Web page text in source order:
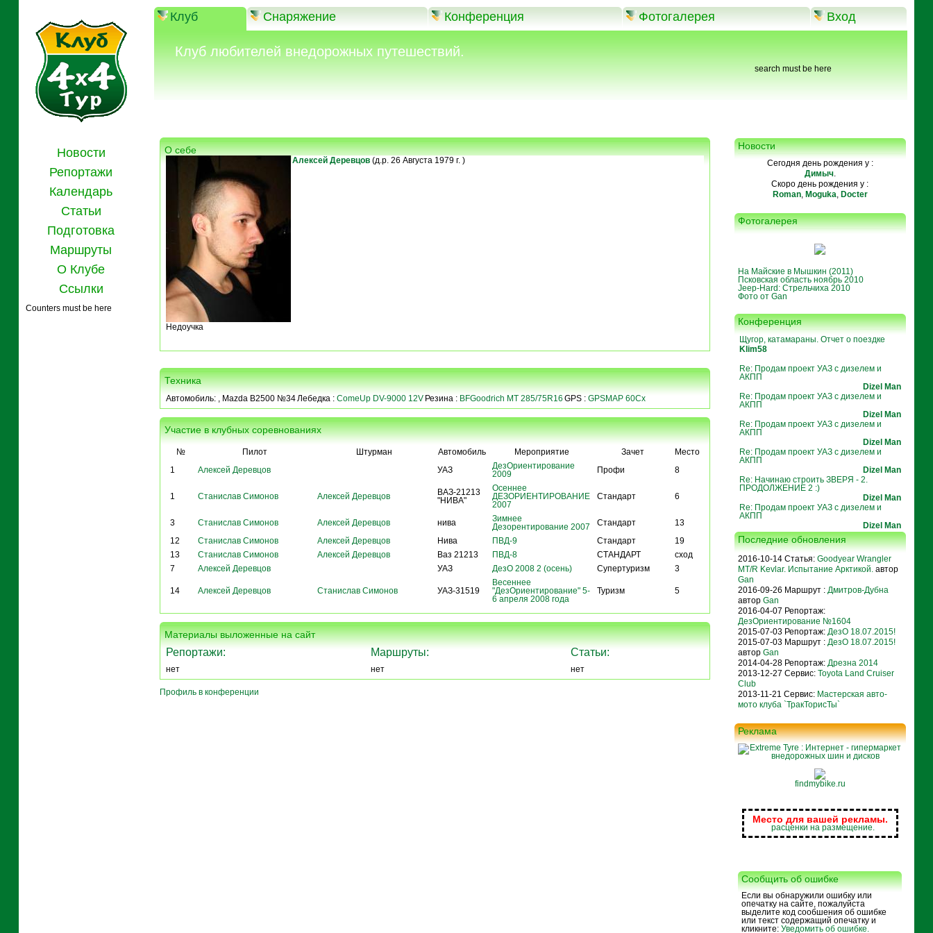
Клуб Снаряжение Конференция Фотогалерея Вход
Клуб любителей внедорожных путешествий.
search must be here
Новости
Репортажи
Календарь
Статьи
Подготовка
Маршруты
О Клубе
Ссылки
Counters must be here
О себе
Недоучка
Алексей Деревцов(д.р. 26 Августа 1979 г. )
Техника
Автомобиль: , Mazda B2500 №34Лебедка : ComeUp DV-9000 12V Резина : BFGoodrich MT 285/75R16 GPS : GPSMAP 60Cx
Участие в клубных соревнованиях
№ Пилот Штурман Автомобиль Мероприятие Зачет
Место
1
Алексей Деревцов УАЗ
ДезОриентирование
2009
Профи 8
1 Станислав Симонов Алексей Деревцов
ВАЗ-21213
"НИВА"
Осеннее
ДЕЗОРИЕНТИРОВАНИЕ
2007
Стандарт 6
3 Станислав Симонов Алексей Деревцов нива
Зимнее
Дезорентирование 2007
Стандарт
13
12
Станислав Симонов Алексей Деревцов Нива ПВД-9 Стандарт
19
13
Станислав Симонов Алексей Деревцов Ваз 21213 ПВД-8 СТАНДАРТ
сход
7
Алексей Деревцов УАЗ ДезО 2008 2 (осень) Супертуризм 3
14 Алексей Деревцов Станислав Симонов УАЗ-31519
Весеннее
"ДезОриентирование" 5-
6 апреля 2008 года
Туризм 5
Материалы выложенные на сайт
Репортажи:
нет
Маршруты:
нет
Статьи:
нет
Профиль в конференции
Новости
Сегодня день рождения у :
Димыч.
Скоро день рождения у :
Roman, Moguka, Docter
Фотогалерея
На Майские в Мышкин (2011)
Псковская область ноябрь 2010
Jeep-Hard: Стрельчиха 2010
Фото от Gan
Конференция
Щугор, катамараны. Отчет о поездке
Klim58
Re: Продам проект УАЗ с дизелем и
АКПП
Dizel Man
Re: Продам проект УАЗ с дизелем и
АКПП
Dizel Man
Re: Продам проект УАЗ с дизелем и
АКПП
Dizel Man
Re: Продам проект УАЗ с дизелем и
АКПП
Dizel Man
Re: Начинаю строить ЗВЕРЯ - 2.
ПРОДОЛЖЕНИЕ 2 :)
Dizel Man
Re: Продам проект УАЗ с дизелем и
АКПП
Dizel Man
Последние обновления
2016-10-14 Статья: Goodyear Wrangler
MT/R Kevlar. Испытание Арктикой.автор
Gan
2016-09-26 Маршрут : Дмитров-Дубна
автор Gan
2016-04-07 Репортаж:
ДезОриентирование №1604
2015-07-03 Репортаж: ДезО 18.07.2015!
2015-07-03 Маршрут : ДезО 18.07.2015!
автор Gan
2014-04-28 Репортаж: Дрезна 2014
2013-12-27 Сервис: Toyota Land Cruiser
Club
2013-11-21 Сервис: Мастерская авто-
мото клуба `ТракТорисТы`
Реклама
findmybike.ru
Место для вашей рекламы.
расценки на размещение.
Сообщить об ошибке
Если вы обнаружили ошибку или
опечатку на сайте, пожалуйста
выделите код сообшения об ошибке
или текст содержащий опечатку и
кликните: Уведомить об ошибке.